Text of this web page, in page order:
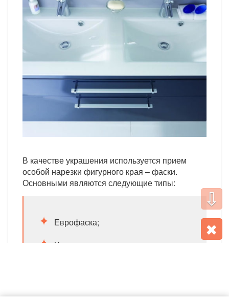
✖
⇩
В качестве украшения используется прием
особой нарезки фигурного края – фаски.
Основными являются следующие типы:
Еврофаска;
Четверть круга;